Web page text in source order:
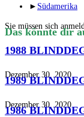
► Südamerika
Sie müssen sich
Das könnte dir
1988
Dezember 30, 2020
1989
Dezember 30, 2020
1986